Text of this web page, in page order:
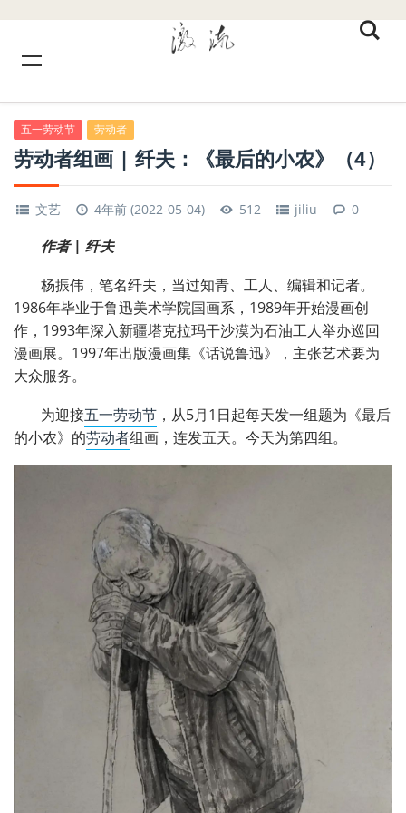
五一劳动节 劳动者
劳动者组画 | 纤夫：《最后的小农》（4）
文艺 4年前 (2022-05-04) 512 jiliu 0
作者 | 纤夫
杨振伟，笔名纤夫，当过知青、工人、编辑和记者。
1986年毕业于鲁迅美术学院国画系，1989年开始漫画创
作，1993年深入新疆塔克拉玛干沙漠为石油工人举办巡回
漫画展。1997年出版漫画集《话说鲁迅》，主张艺术要为
大众服务。
为迎接五一劳动节 ，从5月1日起每天发一组题为《最后
的小农》的劳动者组画，连发五天。今天为第四组。